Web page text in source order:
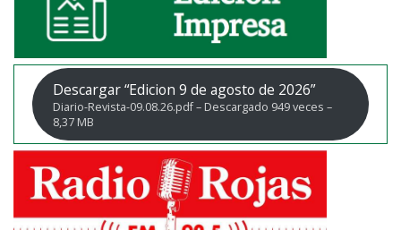
Descargar “Edicion 9 de agosto de 2026”
Diario-Revista-09.08.26.pdf – Descargado 949 veces –
8,37 MB